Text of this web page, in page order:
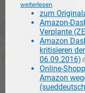
weiterlesen
zum
Amazon-
Verplante
Amazon
kritisieren
06.09.2016)
Online-
Amazon